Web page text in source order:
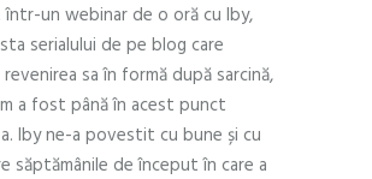
un webinar de o oră cu Iby,
serialului de pe blog care
sa în formă după sarcină,
a fost până în acest punct
Iby ne-a povestit cu bune și cu
săptămânile de început în care a